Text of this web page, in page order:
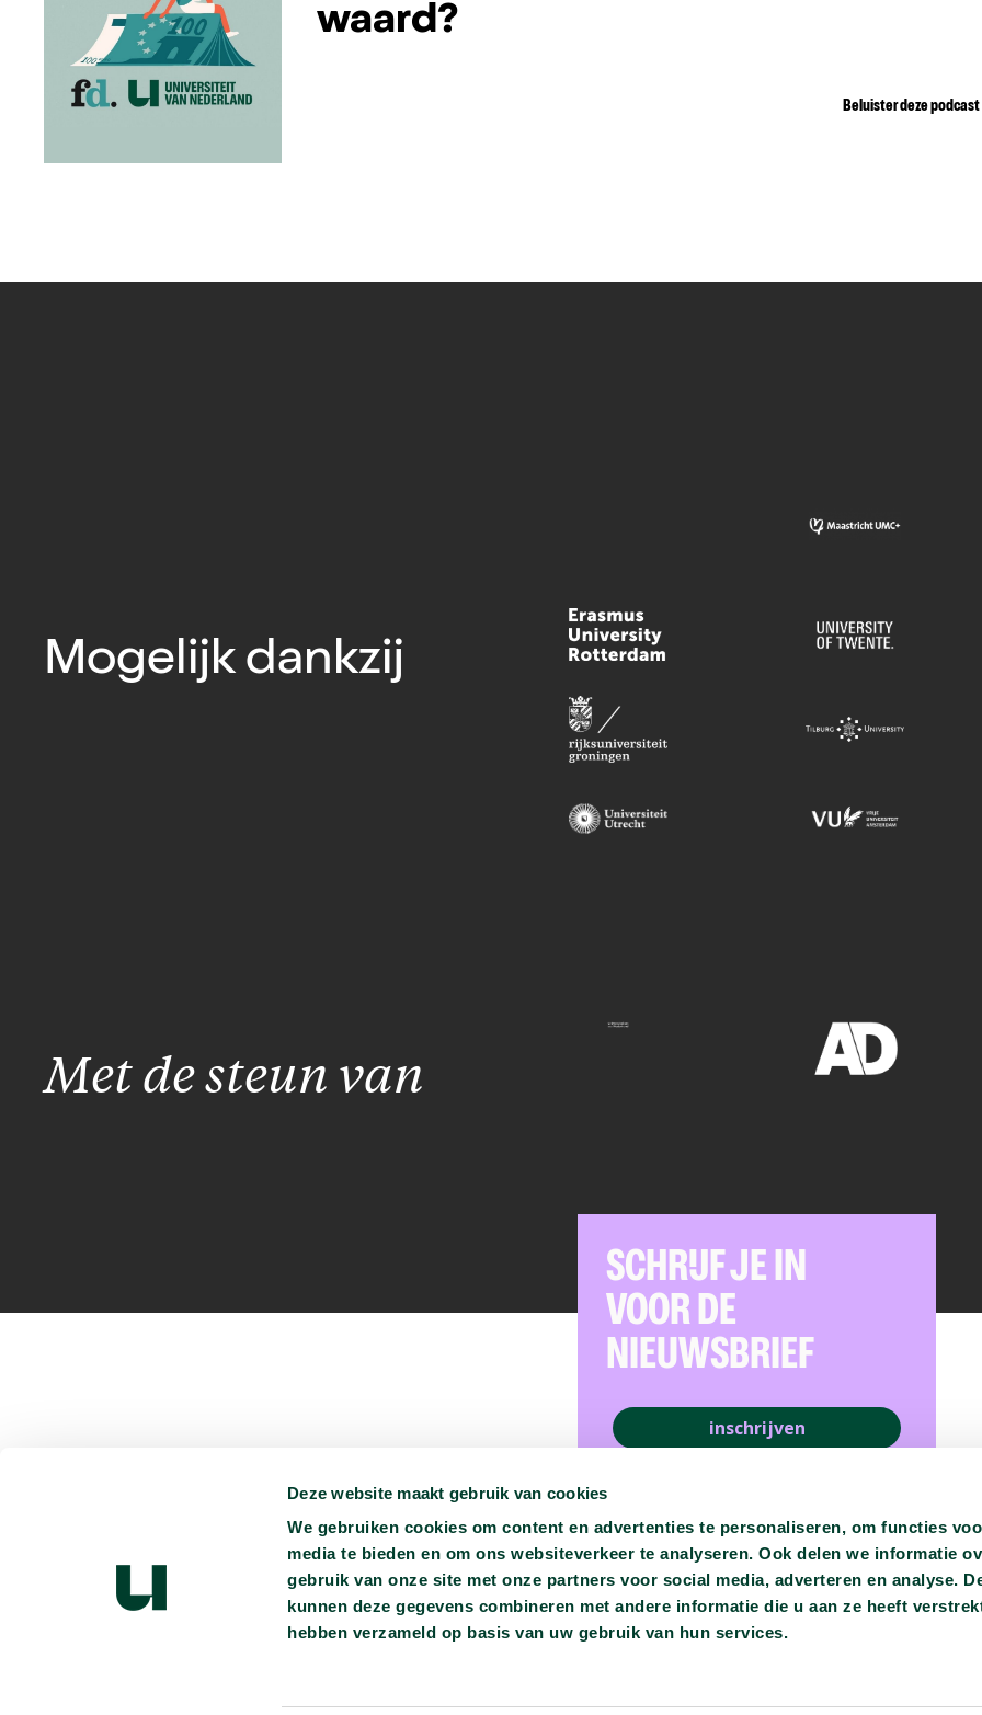
Deze website maakt gebruik van cookies
We gebruiken cookies om content en advertenties te personaliseren, om functies
media te bieden en om ons websiteverkeer te analyseren. Ook delen we informatie
gebruik van onze site met onze partners voor social media, adverteren en analyse.
kunnen deze gegevens combineren met andere informatie die u aan ze heeft
hebben verzameld op basis van uw gebruik van hun services.
waard?
Beluister deze podcast
Mogelijk dankzij
Met de steun van
Je kunt ons vinden op:
Ondertiteling Vacatures
Heb je vragen? info@universiteitvannederland.nl
SCHRIJF JE IN
VOOR DE
NIEUWSBRIEF
inschrijven